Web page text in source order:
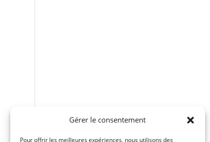
Gérer le consentement
Pour offrir les meilleures expériences, nous utilisons des